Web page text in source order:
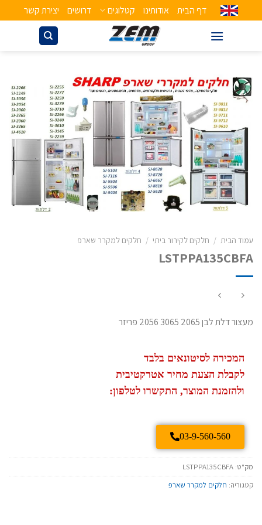
דף הבית אודותינו קטלוגים דרושים יצירת קשר
עמוד הבית / חלקים לקירור ביתי / חלקים למקרר שארפ
LSTPPA135CBFA
מעצור דלת לבן 2065 3065 2056 פריזר
המכירה לסיטונאים בלבד
לקבלת הצעת מחיר אטרקטיבית
ולהזמנת המוצר, התקשרו לטלפון:
03-9-560-560
מק"ט: LSTPPA135CBFA
קטגוריה: חלקים למקרר שארפ